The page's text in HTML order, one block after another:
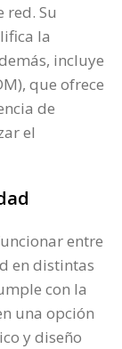
Su
la
incluye
que ofrece
de
el
entre
en distintas
con la
una opción
y diseño